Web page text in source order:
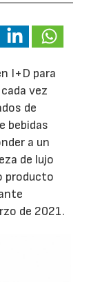
I+D para
vez
de
bebidas
a un
de lujo
producto
de 2021.